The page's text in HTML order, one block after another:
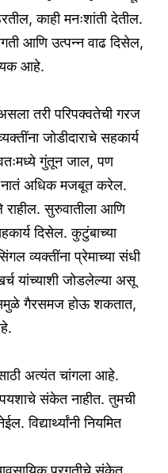
काही मनःशांती देतील.
आणि उत्पन्न वाढ दिसेल,
आहे.
तरी परिपक्वतेची गरज
जोडीदाराचे सहकार्य
गुंतून जाल, पण
नातं अधिक मजबूत करेल.
राहील. सुरुवातीला आणि
दिसेल. कुटुंबाच्या
व्यक्तींना प्रेमाच्या संधी
यांच्याशी जोडलेल्या असू
गैरसमज होऊ शकतात,
अत्यंत चांगला आहे.
संकेत नाहीत. तुमची
विद्यार्थ्यांनी नियमित